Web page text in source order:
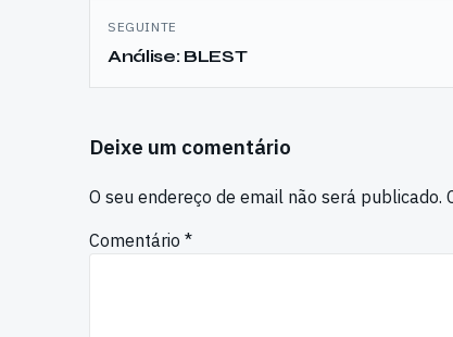
SEGUINTE
Análise: BLEST
Deixe um comentário
O seu endereço de email não será publicado.
Comentário *